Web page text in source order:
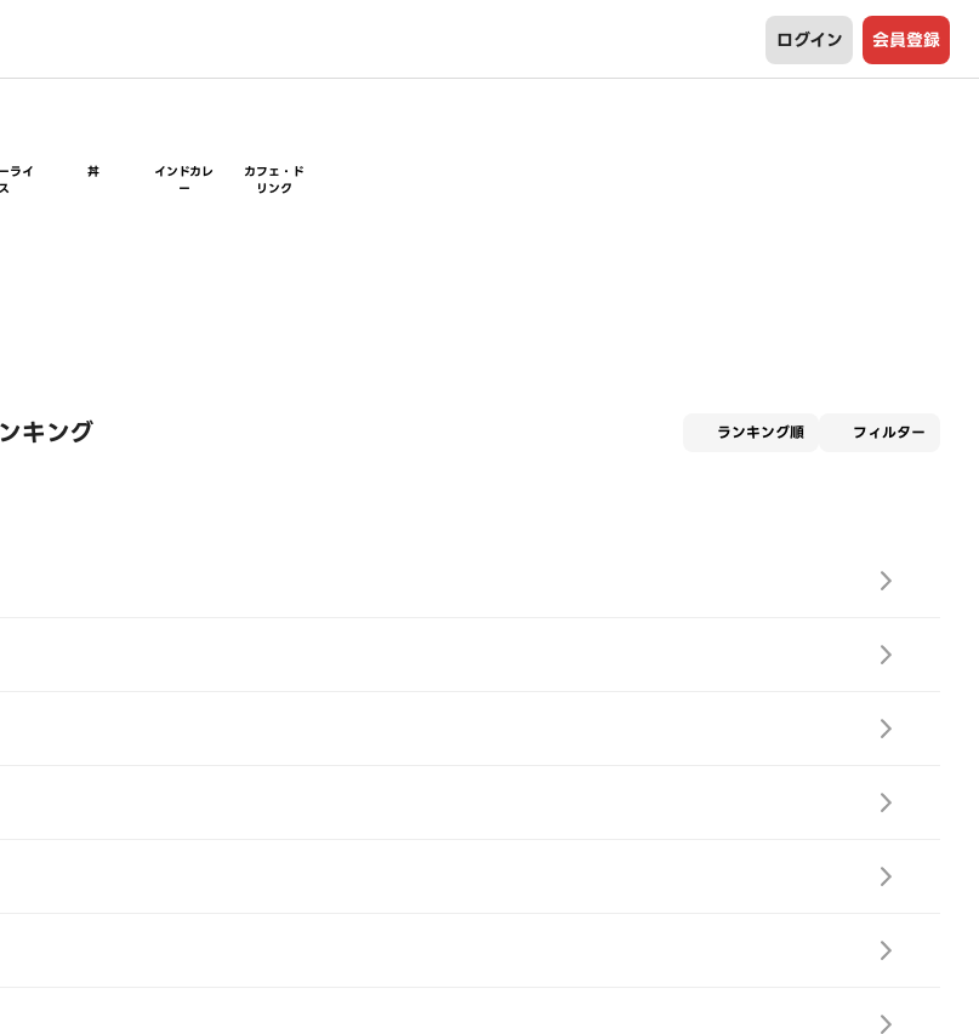
ログイン 会員登録
ライ
ス
丼
インドカレ
ー
カフェ・ド
リンク
キング ランキング順 フィルター